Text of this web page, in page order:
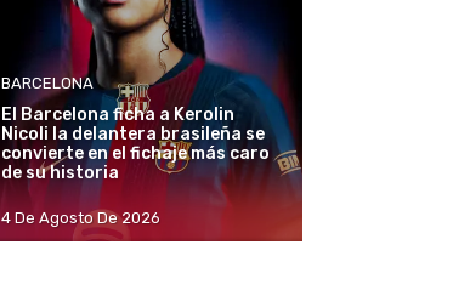
BARCELONA
El Barcelona ficha a Kerolin
Nicoli la delantera brasileña se
convierte en el fichaje más caro
de su historia
4 De Agosto De 2026